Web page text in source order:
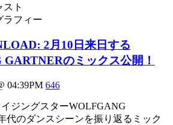
スト
ラフィー
2月10日来日する
のミックス公開！
04:39PM 646
ジングスターWOLFGANG
代のダンスシーンを振り返るミック